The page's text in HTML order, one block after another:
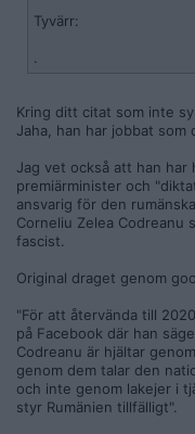
Tyvärr:
Kring ditt citat som inte
Jaha, han har jobbat som
Jag vet också att han har
premiärminister och
ansvarig för den
Corneliu Zelea Codreanu
fascist.
Original draget genom
"För att återvända till
på Facebook där han
Codreanu är hjältar
genom dem talar den
och inte genom lakejer i
styr Rumänien tillfälligt".